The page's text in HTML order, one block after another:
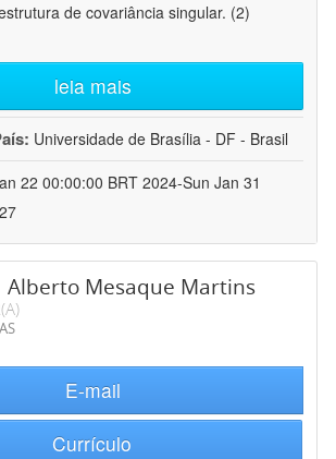
de covariância singular. (2)
leia mais
Universidade de Brasília - DF - Brasil
22 00:00:00 BRT 2024-Sun Jan 31
Alberto Mesaque Martins
E-mail
Currículo